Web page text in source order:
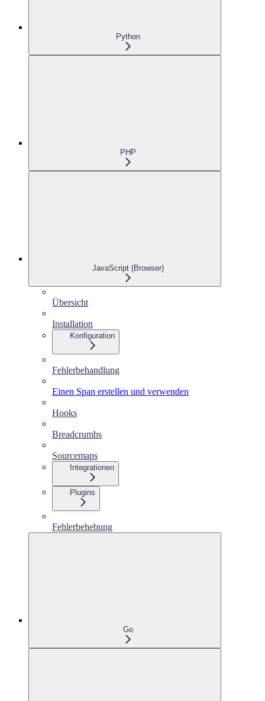
Python
PHP
JavaScript (Browser)
Übersicht
Installation
Konfiguration
Fehlerbehandlung
Einen Span erstellen und verwenden
Hooks
Breadcrumbs
Sourcemaps
Integrationen
Plugins
Fehlerbehebung
Go